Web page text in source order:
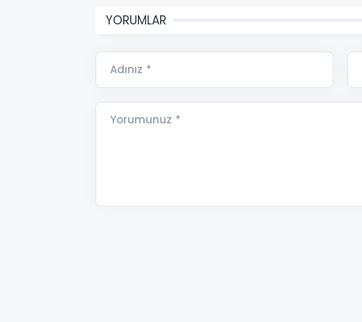
YORUMLAR
Adınız *
Yorumunuz *